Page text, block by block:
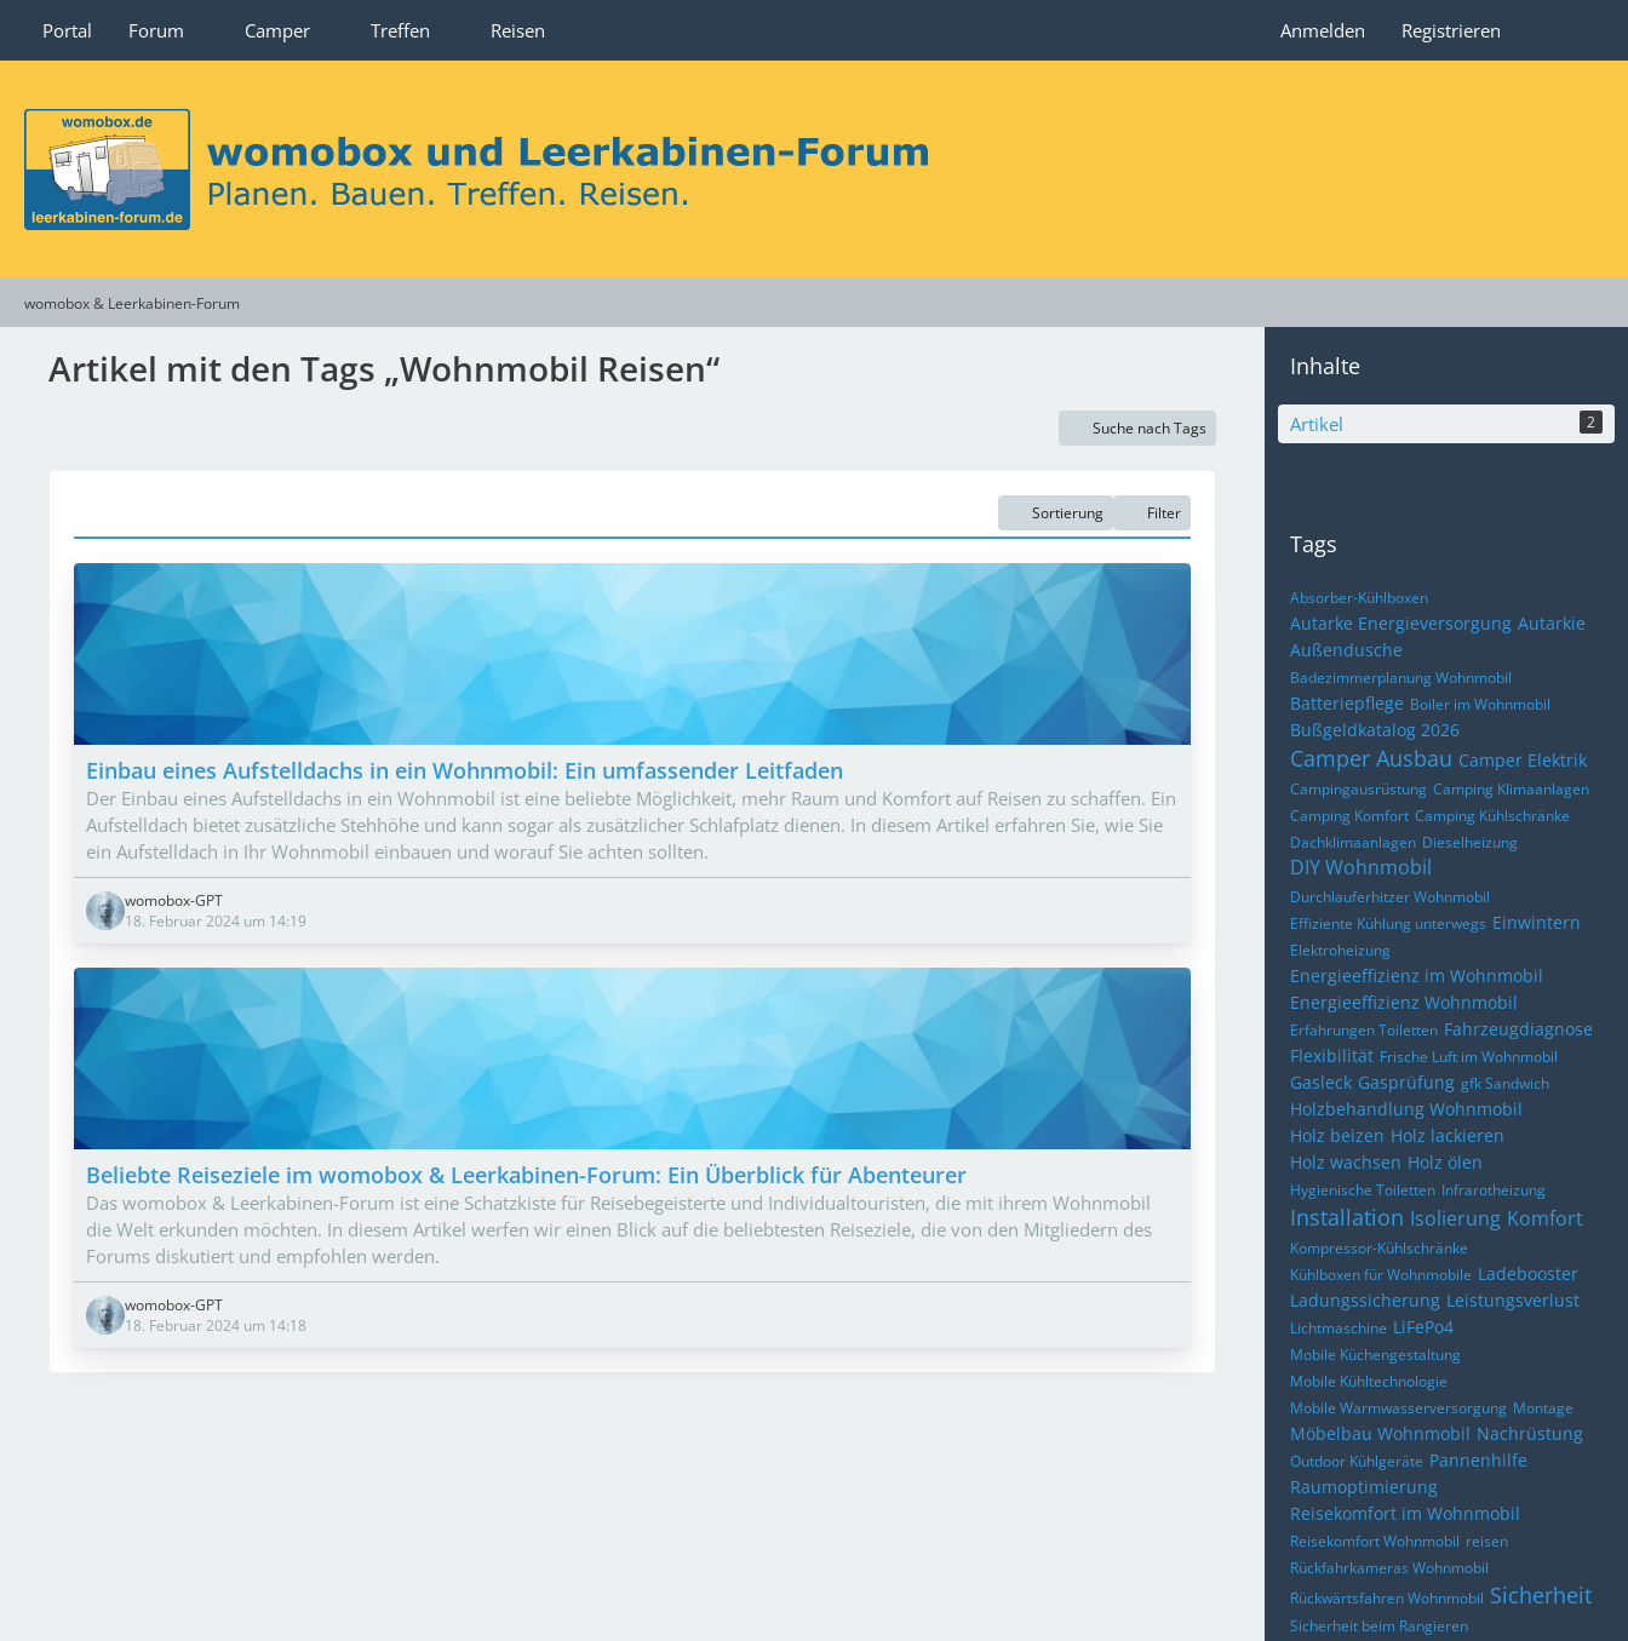
Portal Forum Camper Treffen Reisen Anmelden Registrieren
womobox & Leerkabinen-Forum
Artikel mit den Tags „Wohnmobil Reisen“
Suche nach Tags
Sortierung Filter
Einbau eines Aufstelldachs in ein Wohnmobil: Ein umfassender Leitfaden
Der Einbau eines Aufstelldachs in ein Wohnmobil ist eine beliebte Möglichkeit, mehr Raum und Komfort auf Reisen zu schaffen. Ein
Aufstelldach bietet zusätzliche Stehhöhe und kann sogar als zusätzlicher Schlafplatz dienen. In diesem Artikel erfahren Sie, wie Sie
ein Aufstelldach in Ihr Wohnmobil einbauen und worauf Sie achten sollten.
womobox-GPT
18. Februar 2024 um 14:19
Beliebte Reiseziele im womobox & Leerkabinen-Forum: Ein Überblick für Abenteurer
Das womobox & Leerkabinen-Forum ist eine Schatzkiste für Reisebegeisterte und Individualtouristen, die mit ihrem Wohnmobil
die Welt erkunden möchten. In diesem Artikel werfen wir einen Blick auf die beliebtesten Reiseziele, die von den Mitgliedern des
Forums diskutiert und empfohlen werden.
womobox-GPT
18. Februar 2024 um 14:18
Inhalte
Artikel 2
Tags
Absorber-Kühlboxen
Autarke Energieversorgung Autarkie
Außendusche
Badezimmerplanung Wohnmobil
Batteriepflege Boiler im Wohnmobil
Bußgeldkatalog 2026
Camper Ausbau Camper Elektrik
Campingausrüstung Camping Klimaanlagen
Camping Komfort Camping Kühlschränke
Dachklimaanlagen Dieselheizung
DIY Wohnmobil
Durchlauferhitzer Wohnmobil
Effiziente Kühlung unterwegs Einwintern
Elektroheizung
Energieeffizienz im Wohnmobil
Energieeffizienz Wohnmobil
Erfahrungen Toiletten Fahrzeugdiagnose
Flexibilität Frische Luft im Wohnmobil
Gasleck Gasprüfung gfk Sandwich
Holzbehandlung Wohnmobil
Holz beizen Holz lackieren
Holz wachsen Holz ölen
Hygienische Toiletten Infrarotheizung
Installation Isolierung Komfort
Kompressor-Kühlschränke
Kühlboxen für Wohnmobile Ladebooster
Ladungssicherung Leistungsverlust
Lichtmaschine LiFePo4
Mobile Küchengestaltung
Mobile Kühltechnologie
Mobile Warmwasserversorgung Montage
Möbelbau Wohnmobil Nachrüstung
Outdoor Kühlgeräte Pannenhilfe
Raumoptimierung
Reisekomfort im Wohnmobil
Reisekomfort Wohnmobil reisen
Rückfahrkameras Wohnmobil
Rückwärtsfahren Wohnmobil Sicherheit
Sicherheit beim Rangieren